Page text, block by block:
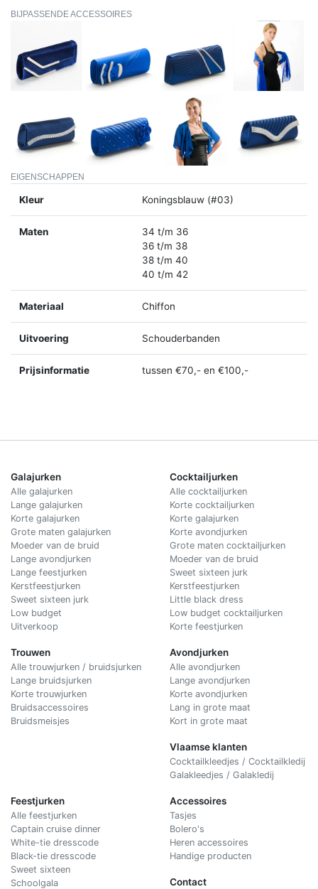
BIJPASSENDE ACCESSOIRES
EIGENSCHAPPEN
Kleur Koningsblauw (#03)
Maten
34 t/m 36
36 t/m 38
38 t/m 40
40 t/m 42
Materiaal Chiffon
Uitvoering Schouderbanden
Prijsinformatie tussen €70,- en €100,-
Galajurken
Alle galajurken
Lange galajurken
Korte galajurken
Grote maten galajurken
Moeder van de bruid
Lange avondjurken
Lange feestjurken
Kerstfeestjurken
Sweet sixteen jurk
Low budget
Uitverkoop
Trouwen
Alle trouwjurken / bruidsjurken
Lange bruidsjurken
Korte trouwjurken
Bruidsaccessoires
Bruidsmeisjes
Cocktailjurken
Alle cocktailjurken
Korte cocktailjurken
Korte galajurken
Korte avondjurken
Grote maten cocktailjurken
Moeder van de bruid
Sweet sixteen jurk
Kerstfeestjurken
Little black dress
Low budget cocktailjurken
Korte feestjurken
Avondjurken
Alle avondjurken
Lange avondjurken
Korte avondjurken
Lang in grote maat
Kort in grote maat
Vlaamse klanten
Cocktailkleedjes / Cocktailkledij
Galakleedjes / Galakledij
Feestjurken
Alle feestjurken
Captain cruise dinner
White-tie dresscode
Black-tie dresscode
Sweet sixteen
Schoolgala
Accessoires
Tasjes
Bolero's
Heren accessoires
Handige producten
Contact